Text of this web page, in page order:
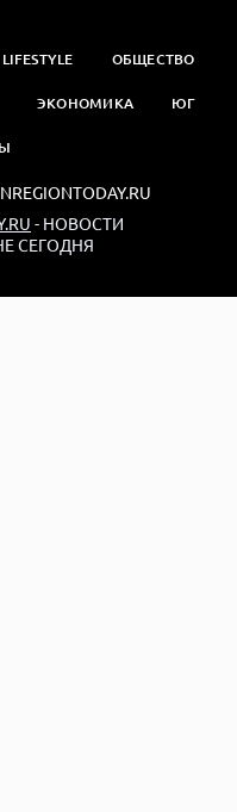
LIFESTYLE ОБЩЕСТВО
ЭКОНОМИКА ЮГ
- НОВОСТИ
СЕГОДНЯ